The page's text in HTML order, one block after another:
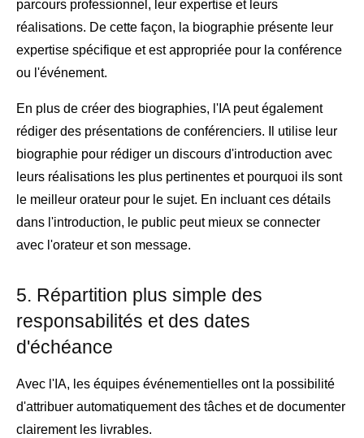
parcours professionnel, leur expertise et leurs
réalisations. De cette façon, la biographie présente leur
expertise spécifique et est appropriée pour la conférence
ou l'événement.
En plus de créer des biographies, l'IA peut également
rédiger des présentations de conférenciers. Il utilise leur
biographie pour rédiger un discours d'introduction avec
leurs réalisations les plus pertinentes et pourquoi ils sont
le meilleur orateur pour le sujet. En incluant ces détails
dans l'introduction, le public peut mieux se connecter
avec l'orateur et son message.
5. Répartition plus simple des
responsabilités et des dates
d'échéance
Avec l'IA, les équipes événementielles ont la possibilité
d'attribuer automatiquement des tâches et de documenter
clairement les livrables.